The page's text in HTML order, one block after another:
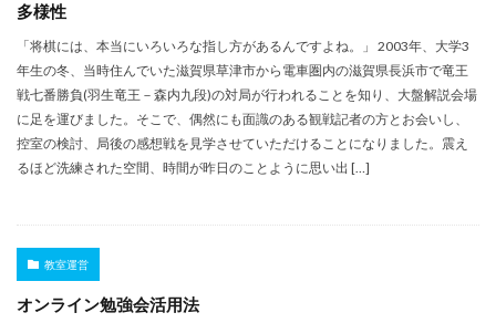
多様性
「将棋には、本当にいろいろな指し方があるんですよね。」 2003年、大学3
年生の冬、当時住んでいた滋賀県草津市から電車圏内の滋賀県長浜市で竜王
戦七番勝負(羽生竜王－森内九段)の対局が行われることを知り、大盤解説会場
に足を運びました。そこで、偶然にも面識のある観戦記者の方とお会いし、
控室の検討、局後の感想戦を見学させていただけることになりました。震え
るほど洗練された空間、時間が昨日のことように思い出 […]
教室運営
オンライン勉強会活用法